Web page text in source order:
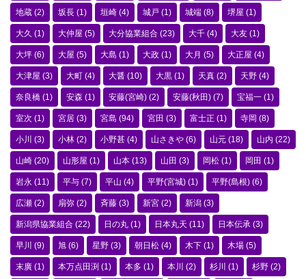
地蔵 (2) 坂長 (1) 垣崎 (4) 城戸 (1) 城端 (8) 堺屋 (1)
大久 (1) 大仲屋 (5) 大分協業組合 (23) 大千 (4) 大友 (1)
大坪 (6) 大屋 (5) 大島 (1) 大政 (1) 大月 (5) 大正屋 (4)
大津屋 (3) 大町 (4) 大醤 (10) 大黒 (1) 天真 (2) 天野 (4)
奈良橋 (1) 安森 (1) 安藤(宮崎) (2) 安藤(秋田) (7) 宝福一 (1)
室次 (1) 宮居 (3) 宮島 (94) 宮田 (3) 富士正 (1) 寺岡 (8)
小川 (3) 小林 (2) 小野甚 (4) 山さきや (6) 山元 (18) 山内 (22)
山崎 (20) 山形屋 (1) 山本 (13) 山田 (3) 岡松 (1) 岡田 (1)
岩永 (11) 平与 (7) 平山 (4) 平野(宮城) (1) 平野(島根) (6)
広瀬 (2) 扇弥 (2) 斉藤 (3) 新宮 (2) 新潟 (3)
新潟県協業組合 (22) 日の丸 (1) 日本丸天 (11) 日本伝承 (3)
早川 (9) 旭 (6) 星野 (3) 朝日松 (4) 木下 (1) 木場 (5)
末廣 (1) 本万点田渕 (1) 本多 (1) 本川 (2) 杉川 (1) 杉野 (2)